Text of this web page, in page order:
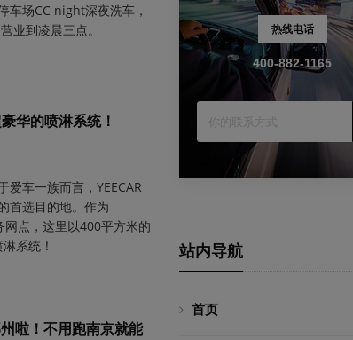
车场CC night深夜洗车，
业到凌晨三点。
华的喷淋系统！
车一族而言，YEECAR
首选目的地。作为
网点，这里以400平方米的
系统！
啦！不用跑南京就能
热线电话
400-882-1165
站内导航
首页